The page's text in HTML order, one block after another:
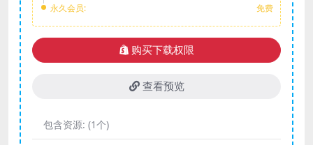
永久会员:
免费
购买下载权限
查看预览
包含资源: (1个)